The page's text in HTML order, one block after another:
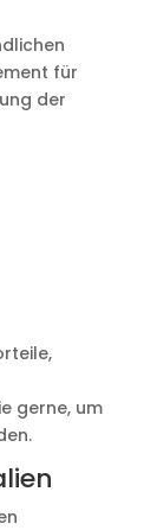
für
der
gerne, um